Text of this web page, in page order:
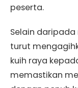
peserta.
Selain daripada
turut
kuih raya
memastikan